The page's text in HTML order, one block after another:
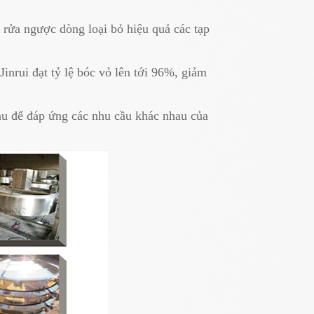
ngược dòng loại bỏ hiệu quả các tạp
đạt tỷ lệ bóc vỏ lên tới 96%, giảm
đáp ứng các nhu cầu khác nhau của